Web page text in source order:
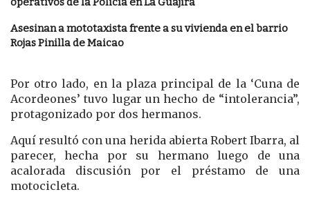
Asesinan a mototaxista frente a su vivienda en el barrio
Rojas Pinilla de Maicao
Por otro lado, en la plaza principal de la ‘Cuna de
Acordeones’ tuvo lugar un hecho de “intolerancia”,
protagonizado por dos hermanos.
Aquí resultó con una herida abierta Robert Ibarra, al
parecer, hecha por su hermano luego de una
acalorada discusión por el préstamo de una
motocicleta.